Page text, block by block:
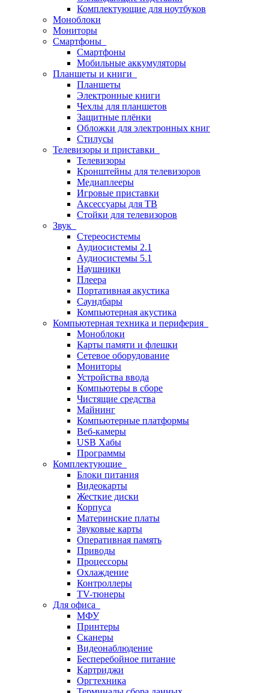
Комплектующие для ноутбуков
Моноблоки
Мониторы
Смартфоны
Смартфоны
Мобильные аккумуляторы
Планшеты и книги
Планшеты
Электронные книги
Чехлы для планшетов
Защитные плёнки
Обложки для электронных книг
Стилусы
Телевизоры и приставки
Телевизоры
Кронштейны для телевизоров
Медиаплееры
Игровые приставки
Аксессуары для ТВ
Стойки для телевизоров
Звук
Стереосистемы
Аудиосистемы 2.1
Аудиосистемы 5.1
Наушники
Плеера
Портативная акустика
Саундбары
Компьютерная акустика
Компьютерная техника и периферия
Моноблоки
Карты памяти и флешки
Сетевое оборудование
Мониторы
Устройства ввода
Компьютеры в сборе
Чистящие средства
Майнинг
Компьютерные платформы
Веб-камеры
USB Хабы
Программы
Комплектующие
Блоки питания
Видеокарты
Жесткие диски
Корпуса
Материнские платы
Звуковые карты
Оперативная память
Приводы
Процессоры
Охлаждение
Контроллеры
TV-тюнеры
Для офиса
МФУ
Принтеры
Сканеры
Видеонаблюдение
Бесперебойное питание
Картриджи
Оргтехника